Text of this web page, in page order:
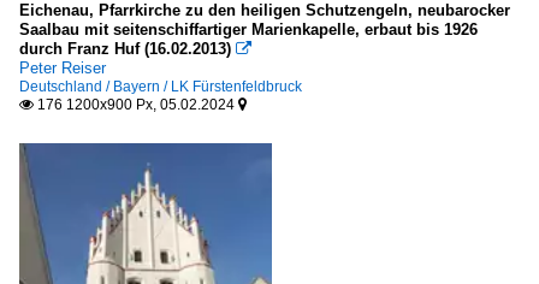
Eichenau, Pfarrkirche zu den heiligen Schutzengeln, neubarocker
Saalbau mit seitenschiffartiger Marienkapelle, erbaut bis 1926
durch Franz Huf (16.02.2013) 
Peter Reiser
Deutschland / Bayern / LK Fürstenfeldbruck
 176 1200x900 Px, 05.02.2024 